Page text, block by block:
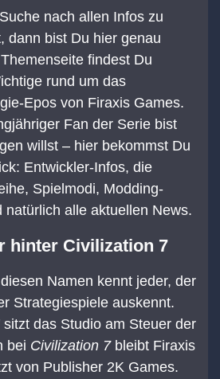
nach allen Infos zu
dann bist Du hier genau
findest Du
rund um das
Epos von Firaxis Games.
Fan der Serie bist
willst – hier bekommst Du
Entwickler-Infos, die
Spielmodi, Modding-
natürlich alle aktuellen News.
hinter Civilization 7
Namen kennt jeder, der
Strategiespiele auskennt.
sitzt das Studio am Steuer der
bei Civilization 7bleibt Firaxis
von Publisher 2K Games.